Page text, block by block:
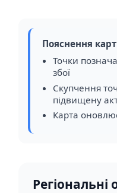
Пояснення
Точки
збої
Скупчення
підвищену
Карта
Регіональні